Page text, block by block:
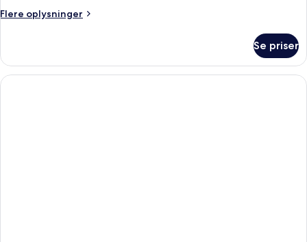
Bed)
Flere oplysninger
Flere
dobbeltværelse
havudsigt
Se priser